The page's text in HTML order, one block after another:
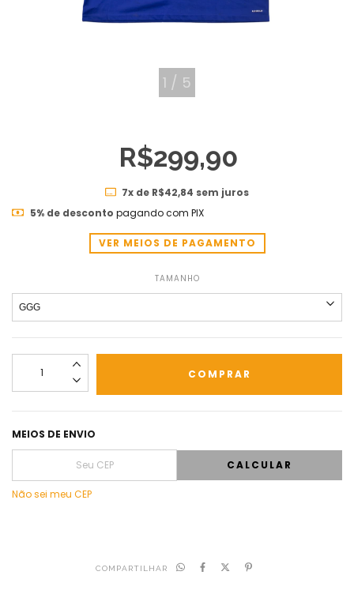
1 / 5
R$299,90
7x de R$42,84 sem juros
5% de desconto pagando com PIX
VER MEIOS DE PAGAMENTO
TAMANHO
MEIOS DE ENVIO
CALCULAR
Não sei meu CEP
COMPARTILHAR